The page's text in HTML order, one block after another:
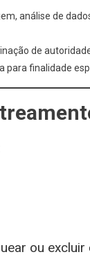
análise de
de
para finalidade
ou